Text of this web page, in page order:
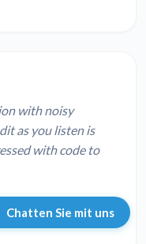
with noisy
as you listen is
with code to
Chatten Sie mit uns